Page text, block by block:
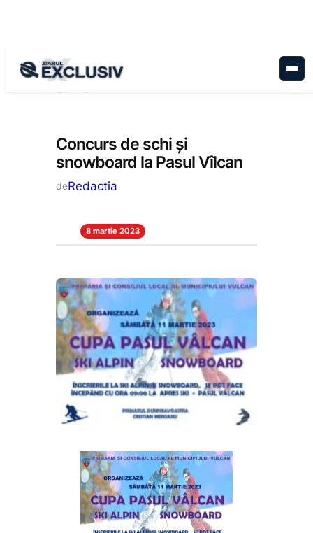
Administrație
Concurs de schi și
snowboard la Pasul Vîlcan
deRedactia
8 martie 2023